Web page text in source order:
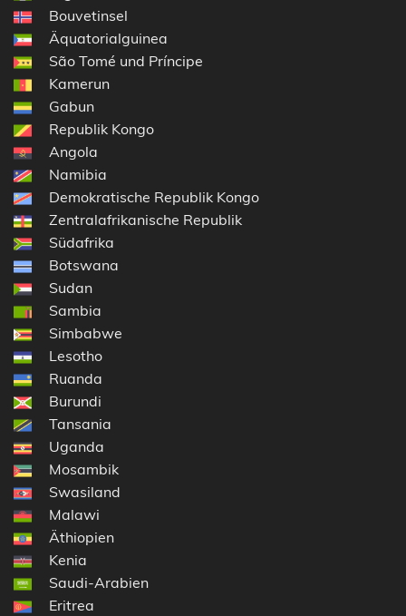
Bouvetinsel
Äquatorialguinea
São Tomé und Príncipe
Kamerun
Gabun
Republik Kongo
Angola
Namibia
Demokratische Republik Kongo
Zentralafrikanische Republik
Südafrika
Botswana
Sudan
Sambia
Simbabwe
Lesotho
Ruanda
Burundi
Tansania
Uganda
Mosambik
Swasiland
Malawi
Äthiopien
Kenia
Saudi-Arabien
Eritrea